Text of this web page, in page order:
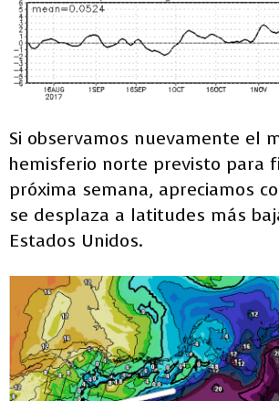
Si observamos nuevamente el
hemisferio norte previsto para
próxima semana, apreciamos
se desplaza a latitudes más
Estados Unidos.